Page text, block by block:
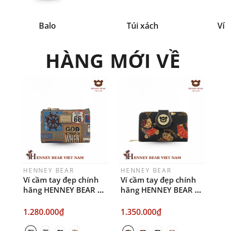
Balo Túi xách
HÀNG MỚI VỀ
HENNEY BEAR
Ví cầm tay đẹp chính
hãng HENNEY BEAR -
1.280.000₫
HENNEY BEAR
Ví cầm tay đẹp chính
hãng HENNEY BEAR -
1.350.000₫